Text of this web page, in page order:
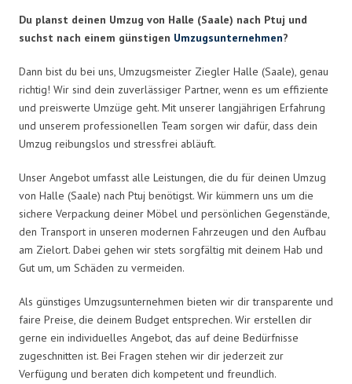
Du planst deinen Umzug von Halle (Saale) nach Ptuj und
suchst nach einem günstigen Umzugsunternehmen?
Dann bist du bei uns, Umzugsmeister Ziegler Halle (Saale), genau
richtig! Wir sind dein zuverlässiger Partner, wenn es um effiziente
und preiswerte Umzüge geht. Mit unserer langjährigen Erfahrung
und unserem professionellen Team sorgen wir dafür, dass dein
Umzug reibungslos und stressfrei abläuft.
Unser Angebot umfasst alle Leistungen, die du für deinen Umzug
von Halle (Saale) nach Ptuj benötigst. Wir kümmern uns um die
sichere Verpackung deiner Möbel und persönlichen Gegenstände,
den Transport in unseren modernen Fahrzeugen und den Aufbau
am Zielort. Dabei gehen wir stets sorgfältig mit deinem Hab und
Gut um, um Schäden zu vermeiden.
Als günstiges Umzugsunternehmen bieten wir dir transparente und
faire Preise, die deinem Budget entsprechen. Wir erstellen dir
gerne ein individuelles Angebot, das auf deine Bedürfnisse
zugeschnitten ist. Bei Fragen stehen wir dir jederzeit zur
Verfügung und beraten dich kompetent und freundlich.